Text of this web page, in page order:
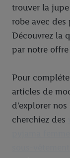
trouver la
robe avec des
Découvrez la
par notre
Pour
articles de
d'explorer nos
cherchiez des